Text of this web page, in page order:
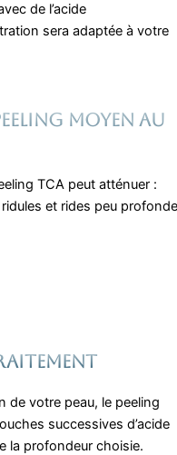
de l’acide
sera adaptée à votre
moyen au
TCA peut atténuer :
et rides peu
de votre peau, le peeling
successives d’acide
la profondeur choisie.